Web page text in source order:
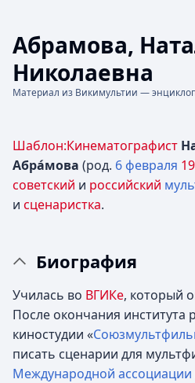
Абрамова,
Николаевна
Материал из Викимультии —
Шаблон:Кинематографист
Абра́мова (род. 6 февраля
советский и российский
и сценаристка.
Биография
Училась во ВГИКе, который
После окончания института
киностудии «
писать сценарии для
Международной